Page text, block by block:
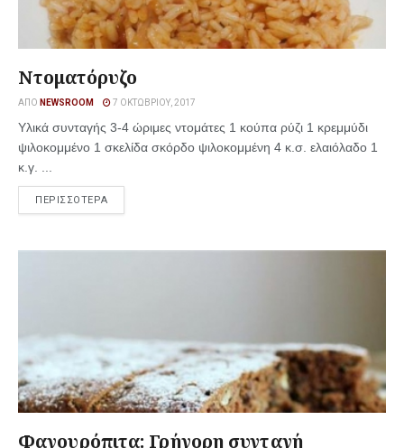
Ντοματόρυζο
ΑΠΌ NEWSROOM 7 ΟΚΤΩΒΡΊΟΥ, 2017
Υλικά συνταγής 3-4 ώριμες ντομάτες 1 κούπα ρύζι 1 κρεμμύδι
ψιλοκομμένο 1 σκελίδα σκόρδο ψιλοκομμένη 4 κ.σ. ελαιόλαδο 1
κ.γ. ...
ΠΕΡΙΣΣΟΤΕΡΑ
Φανουρόπιτα: Γρήγορη συνταγή